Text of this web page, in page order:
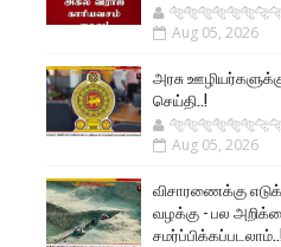
Aug 05, 2026
அரசு
செய்தி..!
Aug 05, 2026
விசாரணைக்கு
வழக்கு - பல